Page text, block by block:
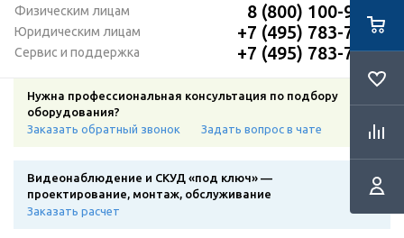
Физическим лицам
8 (800) 100-91-12
Юридическим лицам +7 (495) 783-72-87
Сервис и поддержка +7 (495) 783-72-87
Нужна профессиональная консультация по подбору
оборудования?
Заказать обратный звонок
Задать вопрос в чате
Видеонаблюдение и СКУД «под ключ» —
проектирование, монтаж, обслуживание
Заказать расчет